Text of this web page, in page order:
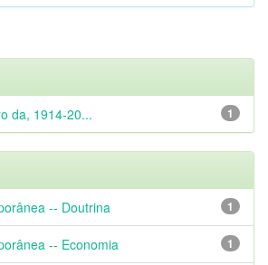
1
da, 1914-20...
1
-- Doutrina
1
-- Economia